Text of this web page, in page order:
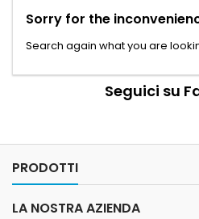
Sorry for the
Search again what you are
Seguici su
PRODOTTI
LA NOSTRA AZIENDA